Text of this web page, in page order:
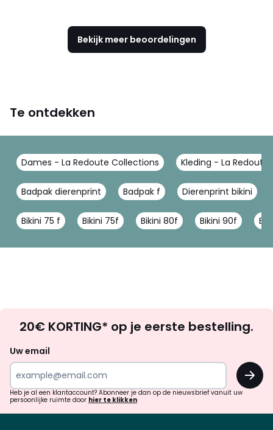
Bekijk meer beoordelingen
Te ontdekken
Dames - La Redoute Collections Kleding - La Redoute
Badpak dierenprint Badpak f Dierenprint bikini
Bikini 75 f Bikini 75f Bikini 80f Bikini 90f
zoek
inspiratie
verrassingen?
20€ KORTING* op je eerste bestelling.
Uw email
OK
Heb je al een klantaccount? Abonneer je dan op de nieuwsbrief vanuit uw
persoonlijke ruimte door hier te klikken